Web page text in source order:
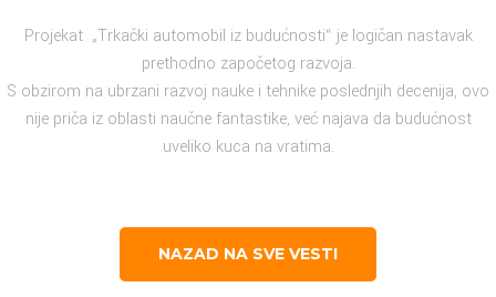
Projekat „Trkački automobil iz budućnosti“ je logičan nastavak
prethodno započetog razvoja.
S obzirom na ubrzani razvoj nauke i tehnike poslednjih decenija, ovo
nije priča iz oblasti naučne fantastike, već najava da budućnost
uveliko kuca na vratima.
NAZAD NA SVE VESTI